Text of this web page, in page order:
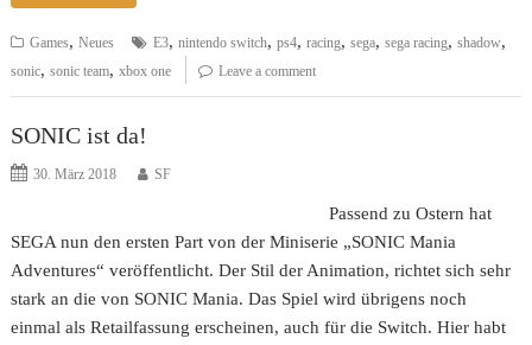
Games,Neues E3,nintendo switch,ps4,racing,sega,sega racing,shadow,
sonic,sonic team,xbox one Leave a comment
SONIC ist da!
30. März 2018 SF
Passend zu Ostern hat
SEGA nun den ersten Part von der Miniserie „SONIC Mania
Adventures“ veröffentlicht. Der Stil der Animation, richtet sich sehr
stark an die von SONIC Mania. Das Spiel wird übrigens noch
einmal als Retailfassung erscheinen, auch für die Switch. Hier habt